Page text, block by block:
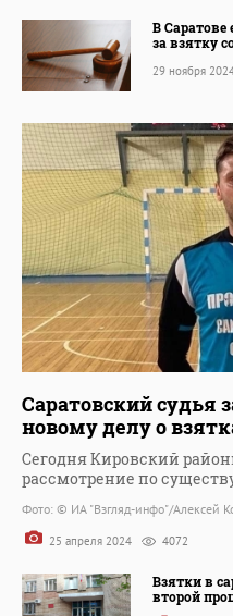
В Саратове
за взятку
29 ноября
Саратовский судья
новому делу о
Сегодня Кировский
рассмотрение по
Фото: © ИА "Взгляд-инфо"/Алексей
25 апреля 2024 4072
Взятки в
второй